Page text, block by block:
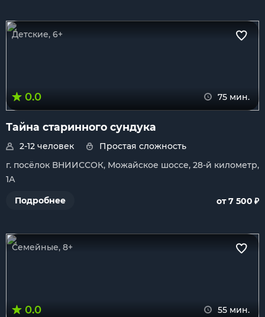
Детские, 6+
0.0 75 мин.
Тайна старинного сундука
2-12 человек
Простая сложность
г. посёлок ВНИИССОК, Можайское шоссе, 28-й километр,
1А
Подробнее
от 7 500 ₽
Семейные, 8+
0.0 55 мин.